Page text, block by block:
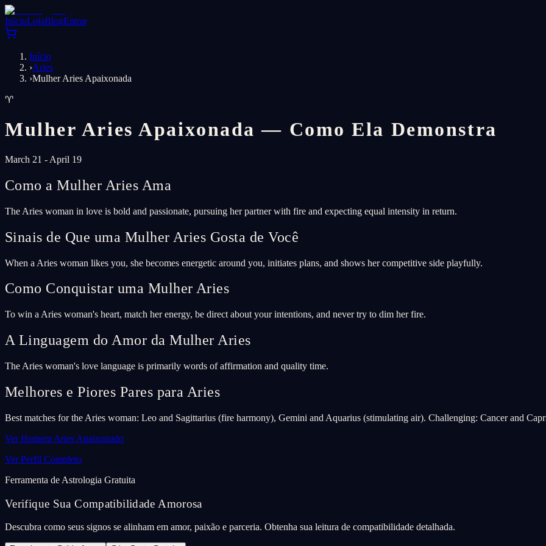
InícioLojaBlogEntrar
Início
›Aries
›Mulher Aries Apaixonada
♈
Mulher Aries Apaixonada — Como Ela Demonstra
March 21 - April 19
Como a Mulher Aries Ama
The Aries woman in love is bold and passionate, pursuing her partner with fire and expecting equal intensity in return.
Sinais de Que uma Mulher Aries Gosta de Você
When a Aries woman likes you, she becomes energetic around you, initiates plans, and shows her competitive side playfully.
Como Conquistar uma Mulher Aries
To win a Aries woman's heart, match her energy, be direct about your intentions, and never try to dim her fire.
A Linguagem do Amor da Mulher Aries
The Aries woman's love language is primarily words of affirmation and quality time.
Melhores e Piores Pares para Aries
Best matches for the Aries woman: Leo and Sagittarius (fire harmony), Gemini and Aquarius (stimulating air). Challenging: Cancer and
Ver Homem Aries Apaixonado
Ver Perfil Completo
Ferramenta de Astrologia Gratuita
Verifique Sua Compatibilidade Amorosa
Descubra como seus signos se alinham em amor, paixão e parceria. Obtenha sua leitura de compatibilidade detalhada.